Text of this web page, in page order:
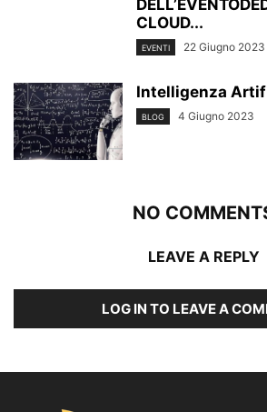
CLOUD...
EVENTI 22 Giugno 2023
Intelligenza
BLOG 4 Giugno 2023
NO
LEAVE A REPLY
LOG IN TO LEAVE A